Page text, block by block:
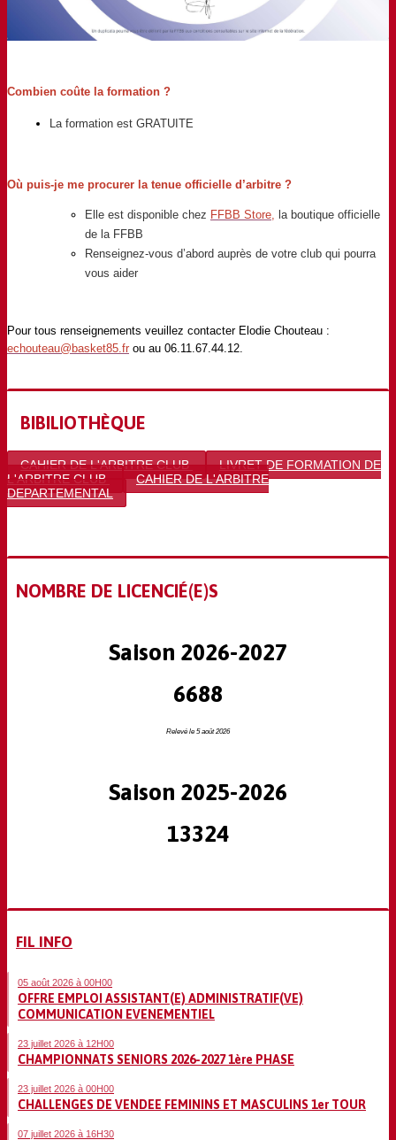
Combien coûte la formation ?
La formation est GRATUITE
Où puis-je me procurer la tenue officielle d’arbitre ?
Elle est disponible chez FFBB Store la boutique officielle
de la FFBB
Renseignez-vous d’abord auprès de votre club qui pourra
vous aider
Pour tous renseignements veuillez contacter Elodie Chouteau :
echouteau@basket85.fr ou au 06.11.67.44.12.
BIBILIOTHÈQUE
CAHIER DE L'ARBITRE CLUB
LIVRET DE FORMATION DE
L'ARBITRE CLUB
CAHIER DE L'ARBITRE
DEPARTEMENTAL
NOMBRE DE LICENCIÉ(E)S
Saison 2026-2027
6688
Relevé le 5 août 2026
Saison 2025-2026
13324
FIL INFO
05 août 2026 à 00H00
OFFRE EMPLOI ASSISTANT(E) ADMINISTRATIF(VE)
COMMUNICATION EVENEMENTIEL
23 juillet 2026 à 12H00
CHAMPIONNATS SENIORS 2026-2027 1ère PHASE
23 juillet 2026 à 00H00
CHALLENGES DE VENDEE FEMININS ET MASCULINS 1er TOUR
07 juillet 2026 à 16H30